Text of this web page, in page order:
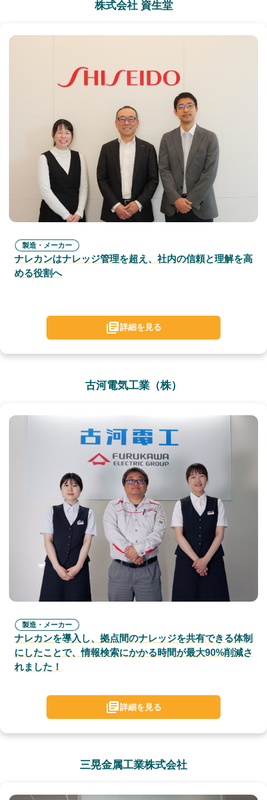
株式会社 資生堂
製造・メーカー
ナレカンはナレッジ管理を超え、社内の信頼と理解を高
める役割へ
詳細を見る
古河電気工業（株）
製造・メーカー
ナレカンを導入し、拠点間のナレッジを共有できる体制
にしたことで、情報検索にかかる時間が最大90%削減さ
れました！
詳細を見る
三晃金属工業株式会社